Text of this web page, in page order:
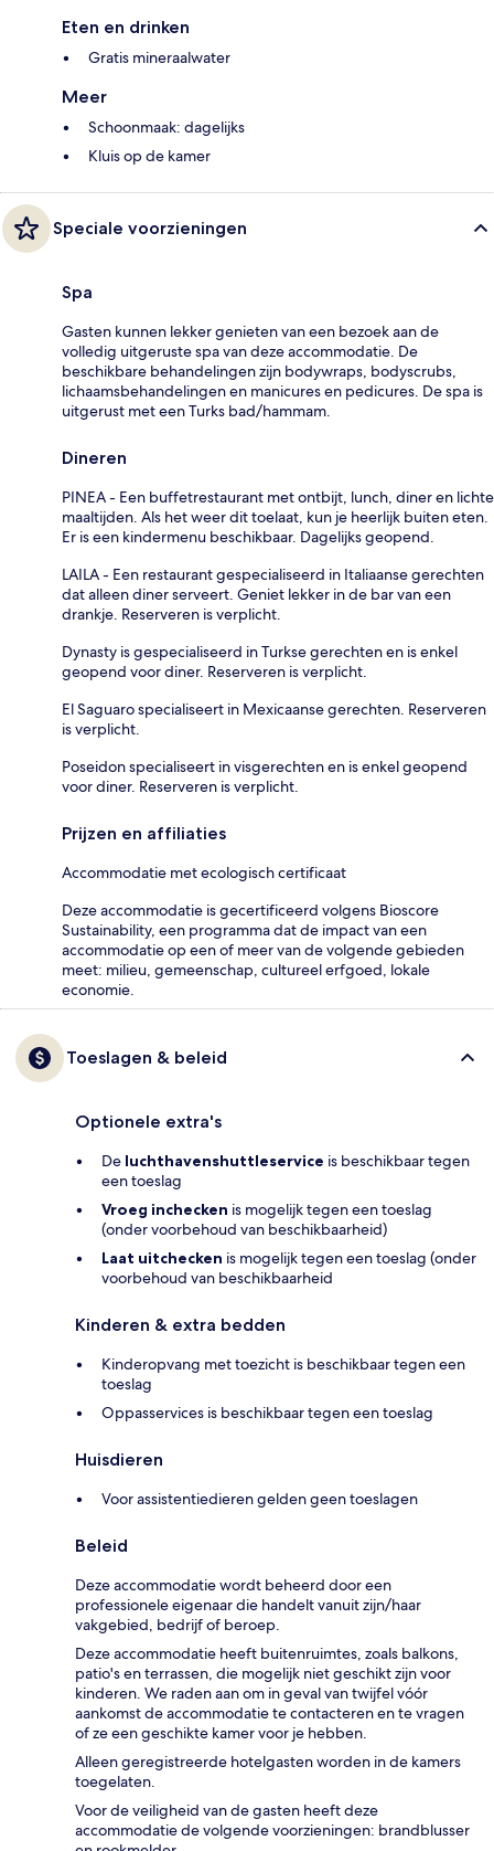
Eten en drinken
Gratis mineraalwater
Meer
Schoonmaak: dagelijks
Kluis op de kamer
Speciale voorzieningen
Spa
Gasten kunnen lekker genieten van een bezoek aan de
volledig uitgeruste spa van deze accommodatie. De
beschikbare behandelingen zijn bodywraps, bodyscrubs,
lichaamsbehandelingen en manicures en pedicures. De spa is
uitgerust met een Turks bad/hammam.
Dineren
PINEA - Een buffetrestaurant met ontbijt, lunch, diner en lichte
maaltijden. Als het weer dit toelaat, kun je heerlijk buiten eten.
Er is een kindermenu beschikbaar. Dagelijks geopend.
LAILA - Een restaurant gespecialiseerd in Italiaanse gerechten
dat alleen diner serveert. Geniet lekker in de bar van een
drankje. Reserveren is verplicht.
Dynasty is gespecialiseerd in Turkse gerechten en is enkel
geopend voor diner. Reserveren is verplicht.
El Saguaro specialiseert in Mexicaanse gerechten. Reserveren
is verplicht.
Poseidon specialiseert in visgerechten en is enkel geopend
voor diner. Reserveren is verplicht.
Prijzen en affiliaties
Accommodatie met ecologisch certificaat
Deze accommodatie is gecertificeerd volgens Bioscore
Sustainability, een programma dat de impact van een
accommodatie op een of meer van de volgende gebieden
meet: milieu, gemeenschap, cultureel erfgoed, lokale
economie.
Toeslagen & beleid
Optionele extra's
De luchthavenshuttleservice is beschikbaar tegen
een toeslag
Vroeg inchecken is mogelijk tegen een toeslag
(onder voorbehoud van beschikbaarheid)
Laat uitchecken is mogelijk tegen een toeslag (onder
voorbehoud van beschikbaarheid
Kinderen & extra bedden
Kinderopvang met toezicht is beschikbaar tegen een
toeslag
Oppasservices is beschikbaar tegen een toeslag
Huisdieren
Voor assistentiedieren gelden geen toeslagen
Beleid
Deze accommodatie wordt beheerd door een
professionele eigenaar die handelt vanuit zijn/haar
vakgebied, bedrijf of beroep.
Deze accommodatie heeft buitenruimtes, zoals balkons,
patio's en terrassen, die mogelijk niet geschikt zijn voor
kinderen. We raden aan om in geval van twijfel vóór
aankomst de accommodatie te contacteren en te vragen
of ze een geschikte kamer voor je hebben.
Alleen geregistreerde hotelgasten worden in de kamers
toegelaten.
Voor de veiligheid van de gasten heeft deze
accommodatie de volgende voorzieningen: brandblusser